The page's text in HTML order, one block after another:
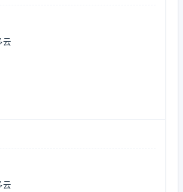
云
云